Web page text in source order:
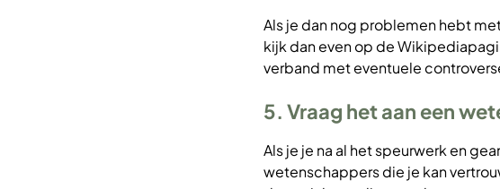
Als je dan nog problemen hebt
kijk dan even op de
verband met eventuele
5. Vraag het aan een
Als je je na al het speurwerk en
wetenschappers die je kan